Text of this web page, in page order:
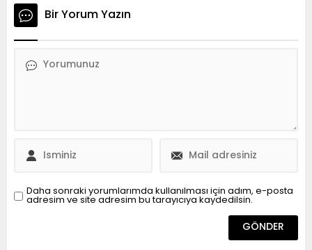
Bir Yorum Yazın
Daha sonraki yorumlarımda kullanılması için adım, e-posta
adresim ve site adresim bu tarayıcıya kaydedilsin.